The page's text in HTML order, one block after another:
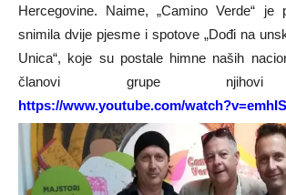
Hercegovine. Naime, „Camino Verde“ je
snimila dvije pjesme i spotove „Dođi na
Unica“, koje su postale himne naših
članovi grupe njihovi
https://www.youtube.com/